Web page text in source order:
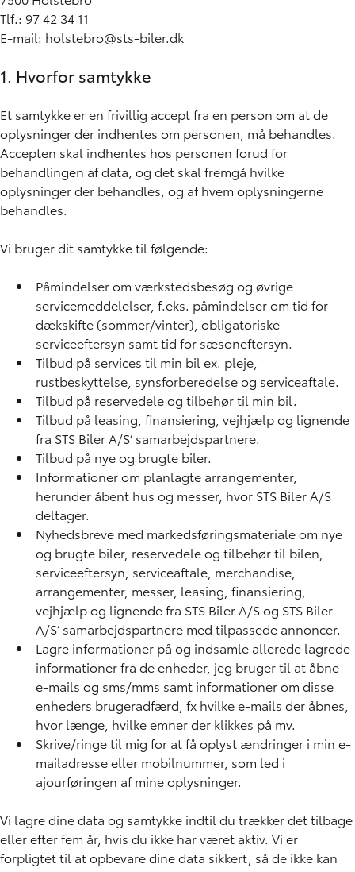
Tlf.: 97 42 34 11
E-mail: holstebro@sts-biler.dk
1. Hvorfor samtykke
Et samtykke er en frivillig accept fra en person om at de
oplysninger der indhentes om personen, må behandles.
Accepten skal indhentes hos personen forud for
behandlingen af data, og det skal fremgå hvilke
oplysninger der behandles, og af hvem oplysningerne
behandles.
Vi bruger dit samtykke til følgende:
Påmindelser om værkstedsbesøg og øvrige
servicemeddelelser, f.eks. påmindelser om tid for
dækskifte (sommer/vinter), obligatoriske
serviceeftersyn samt tid for sæsoneftersyn.
Tilbud på services til min bil ex. pleje,
rustbeskyttelse, synsforberedelse og serviceaftale.
Tilbud på reservedele og tilbehør til min bil.
Tilbud på leasing, finansiering, vejhjælp og lignende
fra STS Biler A/S’ samarbejdspartnere.
Tilbud på nye og brugte biler.
Informationer om planlagte arrangementer,
herunder åbent hus og messer, hvor STS Biler A/S
deltager.
Nyhedsbreve med markedsføringsmateriale om nye
og brugte biler, reservedele og tilbehør til bilen,
serviceeftersyn, serviceaftale, merchandise,
arrangementer, messer, leasing, finansiering,
vejhjælp og lignende fra STS Biler A/S og STS Biler
A/S’ samarbejdspartnere med tilpassede annoncer.
Lagre informationer på og indsamle allerede lagrede
informationer fra de enheder, jeg bruger til at åbne
e-mails og sms/mms samt informationer om disse
enheders brugeradfærd, fx hvilke e-mails der åbnes,
hvor længe, hvilke emner der klikkes på mv.
Skrive/ringe til mig for at få oplyst ændringer i min e-
mailadresse eller mobilnummer, som led i
ajourføringen af mine oplysninger.
Vi lagre dine data og samtykke indtil du trækker det tilbage
eller efter fem år, hvis du ikke har været aktiv. Vi er
forpligtet til at opbevare dine data sikkert, så de ikke kan